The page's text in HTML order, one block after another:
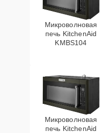
Микроволновая
печь KitchenAid
KMBS104
Микроволновая
печь KitchenAid